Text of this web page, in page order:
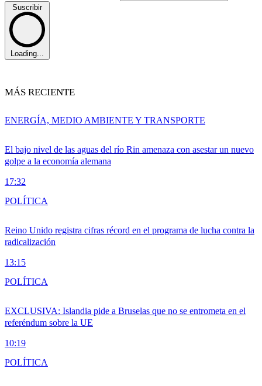
Suscribir
Loading...
MÁS RECIENTE
El bajo nivel de las aguas del río Rin amenaza con asestar un nuevo
golpe a la economía alemana
17:32
ENERGÍA, MEDIO AMBIENTE Y TRANSPORTE
Reino Unido registra cifras récord en el programa de lucha contra la
radicalización
13:15
POLÍTICA
EXCLUSIVA: Islandia pide a Bruselas que no se entrometa en el
referéndum sobre la UE
10:19
POLÍTICA
POLÍTICA